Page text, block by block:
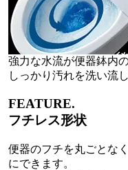
強力な水流が便器鉢内
しっかり汚れを洗い流し
FEATURE.
フチレス形状
便器のフチを丸ごとな
にできます。